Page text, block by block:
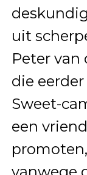
uit
Peter van
die
Sweet-
een